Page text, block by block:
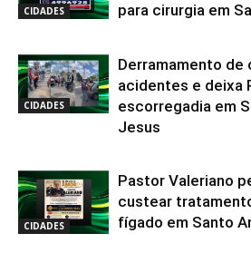
CIDADES
para cirurgia em
CIDADES
Derramamento de
acidentes e deixa
escorregadia em
Jesus
CIDADES
Pastor Valeriano
custear
fígado em Santo